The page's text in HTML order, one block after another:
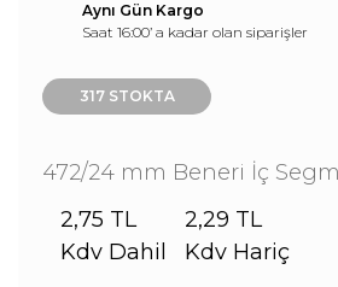
Aynı Gün Kargo
Saat 16:00’ a kadar olan siparişler
317 STOKTA
472/24 mm Beneri İç
2,75 TL
Kdv Dahil
2,29 TL
Kdv Hariç